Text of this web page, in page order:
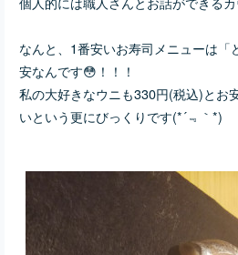
なんと、1番安いお寿司メニューは「
安なんです😳！！！
私の大好きなウニも330円(税込)とお
いという更にびっくりです(*´﹃｀*)